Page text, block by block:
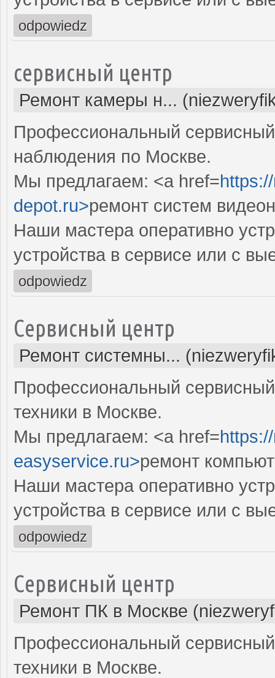
odpowiedz
сервисный центр
Ремонт камеры н...
Профессиональный
наблюдения по Москве.
Мы предлагаем: <a href=
depot.ru>ремонт систем
Наши мастера оперативно
устройства в сервисе или с
odpowiedz
Сервисный центр
Ремонт системны...
Профессиональный
техники в Москве.
Мы предлагаем: <a href=
easyservice.ru>ремонт
Наши мастера оперативно
устройства в сервисе или с
odpowiedz
Сервисный центр
Ремонт ПК в Москве
Профессиональный
техники в Москве.